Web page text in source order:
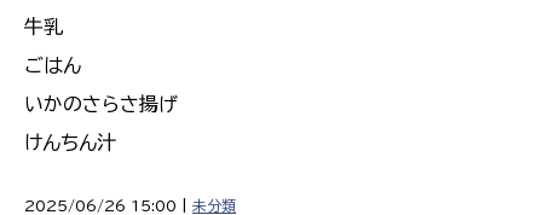
牛乳
ごはん
いかのさらさ揚げ
けんちん汁
2025/06/26 15:00 | 未分類